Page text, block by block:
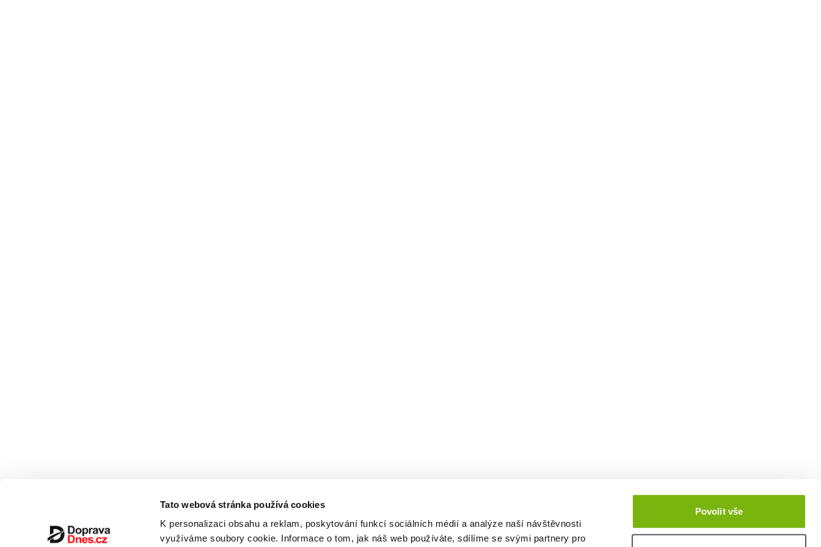
Tato webová stránka používá cookies
K personalizaci obsahu a reklam, poskytování funkcí sociálních médií a analýze naší návštěvnosti
využíváme soubory cookie. Informace o tom, jak náš web používáte, sdílíme se svými partnery pro
Povolit vše